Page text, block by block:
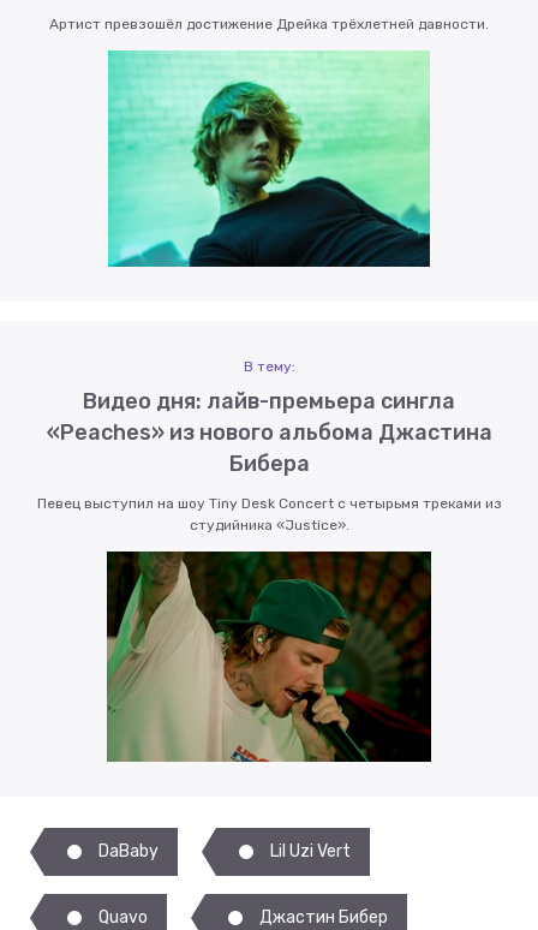
Артист превзошёл достижение Дрейка трёхлетней давности.
В тему:
Видео дня: лайв-премьера сингла
«Peaches» из нового альбома Джастина
Бибера
Певец выступил на шоу Tiny Desk Concert с четырьмя треками из
студийника «Justice».
DaBaby Lil Uzi Vert
Quavo Джастин Бибер